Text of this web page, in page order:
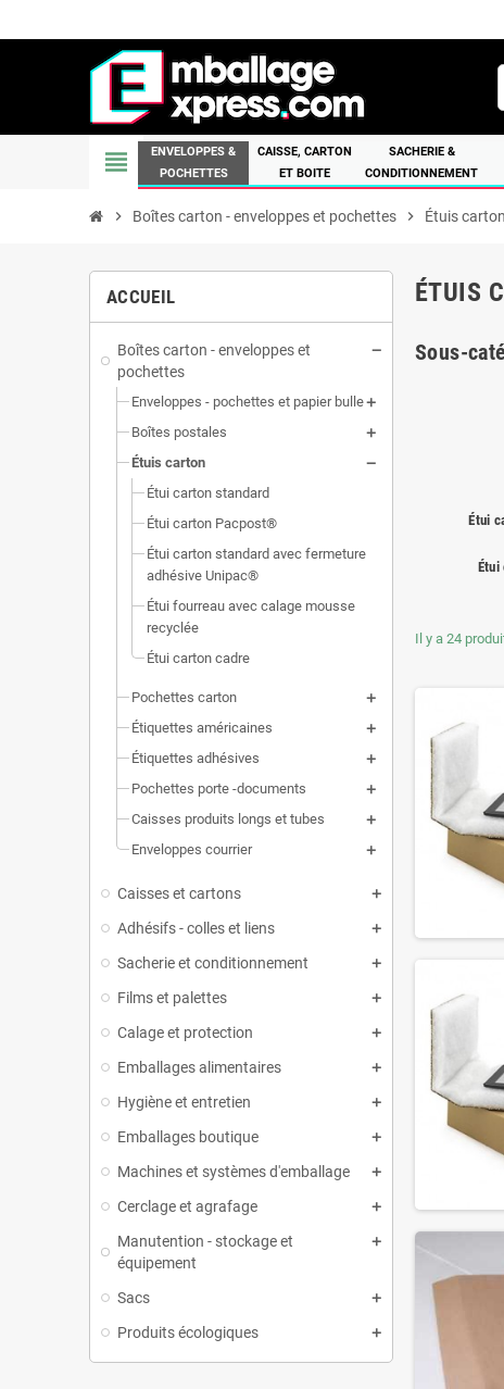
view_headline
ENVELOPPES &
POCHETTES
CAISSE, CARTON
ET BOITE
SACHERIE &
CONDITIONNEMENT
chevron_right Boîtes carton - enveloppes et pochettes chevron_right Étuis carton
ACCUEIL
Boîtes carton - enveloppes et
pochettes
Enveloppes - pochettes et papier bulle
Boîtes postales
Étuis carton
Étui carton standard
Étui carton Pacpost®
Étui carton standard avec fermeture
adhésive Unipac®
Étui fourreau avec calage mousse
recyclée
Étui carton cadre
Pochettes carton
Étiquettes américaines
Étiquettes adhésives
Pochettes porte -documents
Caisses produits longs et tubes
Enveloppes courrier
Caisses et cartons
Adhésifs - colles et liens
Sacherie et conditionnement
Films et palettes
Calage et protection
Emballages alimentaires
Hygiène et entretien
Emballages boutique
Machines et systèmes d'emballage
Cerclage et agrafage
Manutention - stockage et
équipement
Sacs
Produits écologiques
ÉTUIS
Sous-
Étui
Étui
Il y a 24